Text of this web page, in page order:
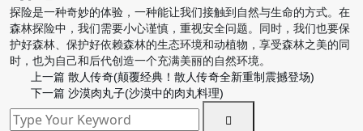
探险是一种奇妙的体验，一种能让我们接触到自然与生命的方式。在
森林探险中，我们需要小心谨慎，重视安全问题。同时，我们也要保
护好森林、保护好依赖森林的生态环境和动植物，享受森林之美的同
时，也为自己和后代创造一个充满美丽的自然环境。
上一篇 散人传奇(颠覆经典！散人传奇全新重制震撼登场)
下一篇 沙漠肉丸子(沙漠中的肉丸料理)